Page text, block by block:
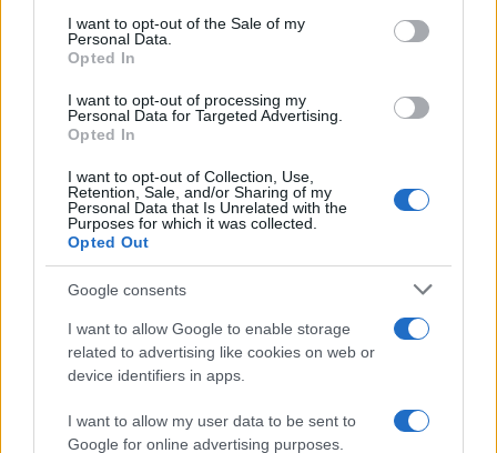
I want to opt-out of the Sale of my
Personal Data.
Opted In
I want to opt-out of processing my
Personal Data for Targeted Advertising.
Opted In
I want to opt-out of Collection, Use,
Retention, Sale, and/or Sharing of my
Personal Data that Is Unrelated with the
Purposes for which it was collected.
Opted Out
Google consents
I want to allow Google to enable storage
related to advertising like cookies on web or
device identifiers in apps.
I want to allow my user data to be sent to
Google for online advertising purposes.
Perché si riparte solo con le
infrastrutture
16 Luglio 2022, 11:16